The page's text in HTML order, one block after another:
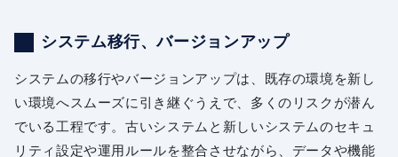
システム移行、バージョンアップ
システムの移行やバージョンアップは、既存の環境を新し
い環境へスムーズに引き継ぐうえで、多くのリスクが潜ん
でいる工程です。古いシステムと新しいシステムのセキュ
リティ設定や運用ルールを整合させながら、データや機能